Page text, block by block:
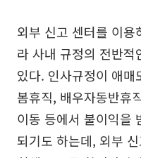
외부 신고 센터를 이
라 사내 규정의 전반
있다. 인사규정이 애
봄휴직, 배우자동반휴
이동 등에서 불이익을
되기도 하는데, 외부